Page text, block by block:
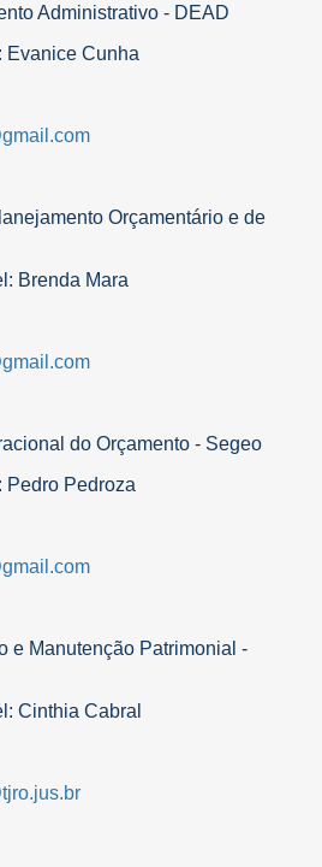
Administrativo - DEAD
Evanice Cunha
Orçamentário e de
Brenda Mara
do Orçamento - Segeo
Pedro Pedroza
e Manutenção Patrimonial -
Cinthia Cabral